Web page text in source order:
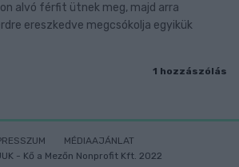
alvó férfit ütnek meg, majd arra
ereszkedve megcsókolja egyikük
1 hozzászólás
MÉDIAAJÁNLAT
- Kő a Mezőn Nonprofit Kft. 2022